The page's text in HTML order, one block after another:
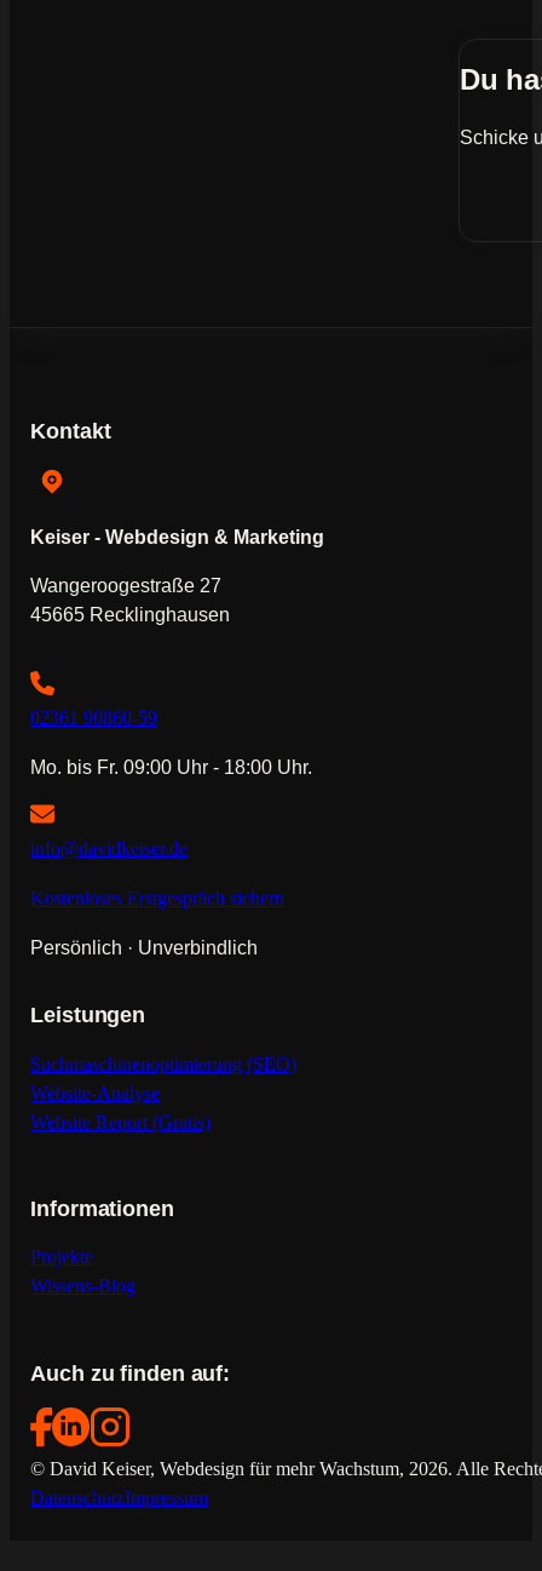
Du
Schicke
Kontakt
Keiser - Webdesign & Marketing
Wangeroogestraße 27
45665 Recklinghausen
02361 90860-59
Mo. bis Fr. 09:00 Uhr - 18:00 Uhr.
info@davidkeiser.de
Kostenloses Erstgespräch sichern
Persönlich · Unverbindlich
Leistungen
Suchmaschinenoptimierung (SEO)
Website-Analyse
Website Report (Gratis)
Informationen
Projekte
Wissens-Blog
Auch zu finden auf:
© David Keiser, Webdesign für mehr Wachstum, 2026. Alle
DatenschutzImpressum